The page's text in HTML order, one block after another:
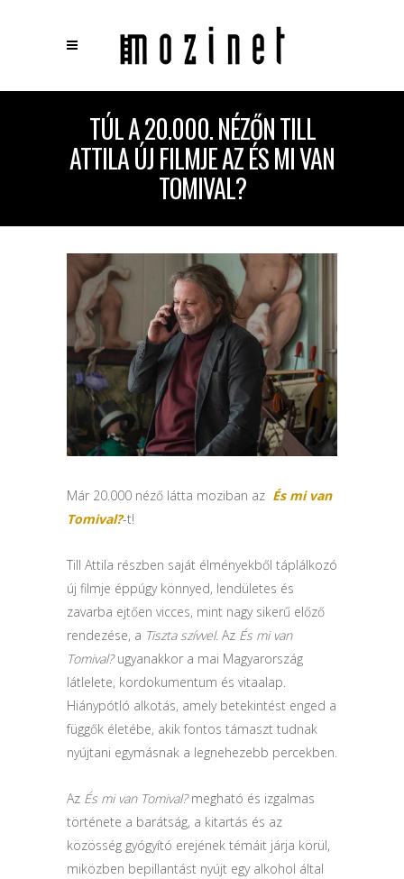
TÚL A 20.000. NÉZŐN TILL
ATTILA ÚJ FILMJE AZ ÉS MI VAN
TOMIVAL?
Már 20.000 néző látta moziban az És mi van
Tomival?-t!
Till Attila részben saját élményekből táplálkozó
új filmje éppúgy könnyed, lendületes és
zavarba ejtően vicces, mint nagy sikerű előző
rendezése, a Tiszta szívvel. Az És mi van
Tomival?ugyanakkor a mai Magyarország
látlelete, kordokumentum és vitaalap.
Hiánypótló alkotás, amely betekintést enged a
függők életébe, akik fontos támaszt tudnak
nyújtani egymásnak a legnehezebb percekben.
Az És mi van Tomival?megható és izgalmas
története a barátság, a kitartás és az
közösség gyógyító erejének témáit járja körül,
miközben bepillantást nyújt egy alkohol által